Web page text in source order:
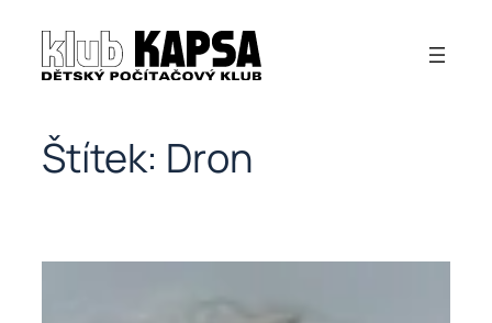
obsah
Štítek: Dron